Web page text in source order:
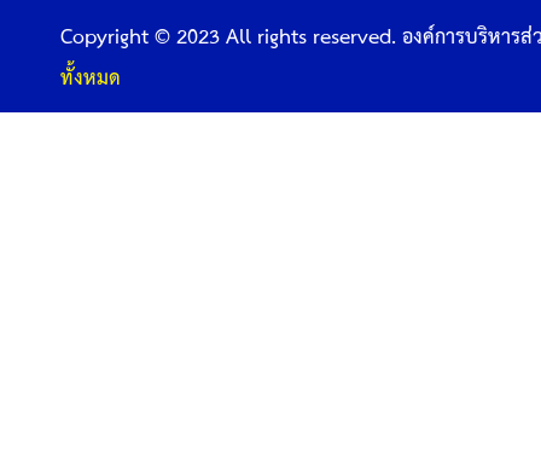
Copyright © 2023 All rights reserved. องค์การบริหาร
ทั้งหมด